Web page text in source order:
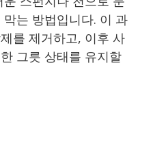
는 방법입니다. 이 과
를 제거하고, 이후 사
그릇 상태를 유지할